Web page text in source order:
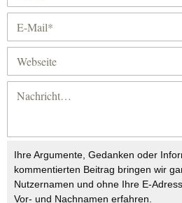
Ihre Argumente, Gedanken oder
kommentierten Beitrag bringen wir
Nutzernamen und ohne Ihre E-
Vor- und Nachnamen erfahren.